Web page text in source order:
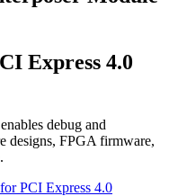
Express 4.0
debug and
designs, FPGA firmware,
PCI Express 4.0